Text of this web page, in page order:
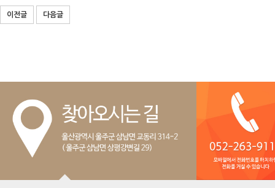
이전글 다음글